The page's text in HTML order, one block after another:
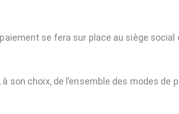
se fera sur place au siège social
à son choix, de l’ensemble des modes